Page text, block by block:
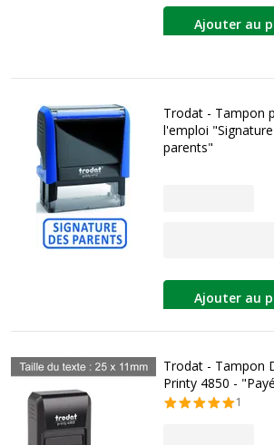
Ajouter au
Trodat - Tampon
l'emploi
parents"
Ajouter au
Trodat - Tampon
Printy 4850 -
1